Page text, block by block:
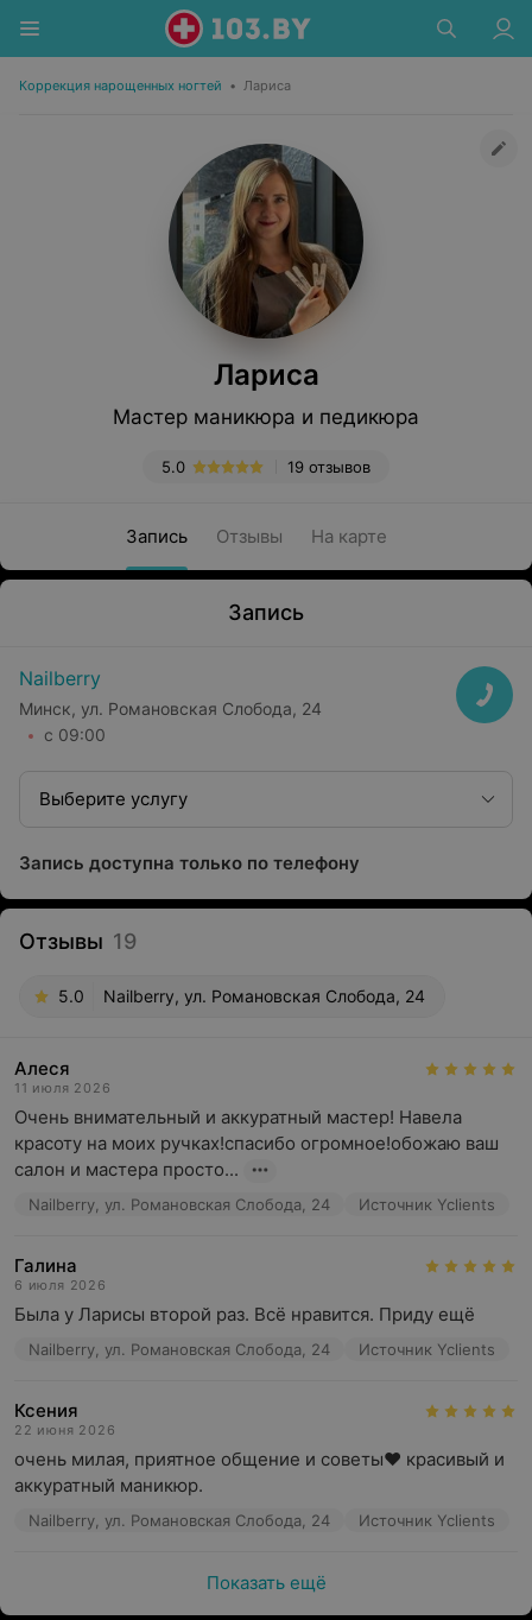
Коррекция нарощенных ногтей • Лариса
Лариса
Мастер маникюра и педикюра
19 отзывов
5.0
Запись Отзывы На карте
Запись
Nailberry
Минск, ул. Романовская Слобода, 24
с 09:00
Выберите услугу
Запись доступна только по телефону
Отзывы 19
5.0 Nailberry, ул. Романовская Слобода, 24
Алеся
11 июля 2026
Очень внимательный и аккуратный мастер! Навела
красоту на моих ручках!спасибо огромное!обожаю ваш
салон и мастера просто...
Nailberry, ул. Романовская Слобода, 24 Источник Yclients
Галина
6 июля 2026
Была у Ларисы второй раз. Всё нравится. Приду ещё
Nailberry, ул. Романовская Слобода, 24 Источник Yclients
Ксения
22 июня 2026
очень милая, приятное общение и советы❤️ красивый и
аккуратный маникюр.
Nailberry, ул. Романовская Слобода, 24 Источник Yclients
Показать ещё